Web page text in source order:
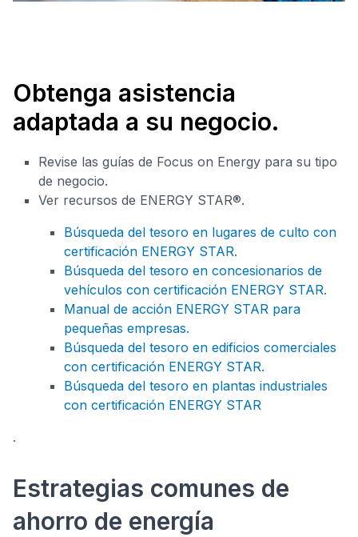
Obtenga asistencia
adaptada a su negocio.
Revise las guías de Focus on Energy para su tipo
de negocio.
Ver recursos de ENERGY STAR®.
Búsqueda del tesoro en lugares de culto con
certificación ENERGY STAR.
Búsqueda del tesoro en concesionarios de
vehículos con certificación ENERGY STAR.
Manual de acción ENERGY STAR para
pequeñas empresas.
Búsqueda del tesoro en edificios comerciales
con certificación ENERGY STAR.
Búsqueda del tesoro en plantas industriales
con certificación ENERGY STAR
.
Estrategias comunes de
ahorro de energía